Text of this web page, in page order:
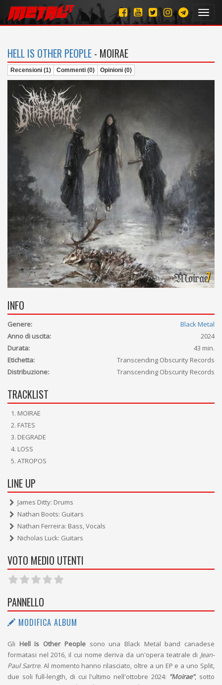
HELL IS OTHER PEOPLE - MOIRAE
Recensioni (1) Commenti (0) Opinioni (0)
7
INFO
Genere:
Black Metal
Anno di uscita:
2024
Durata:
43 min.
Etichetta:
Transcending Obscurity Records
Distribuzione:
Transcending Obscurity Records
TRACKLIST
MOIRAE
FATES
DEGRADE
LOSS
ATROPOS
LINE UP
James Ditty: Drums
Nathan Boots: Guitars
Nathan Ferreira: Bass, Vocals
Nicholas Luck: Guitars
VOTO MEDIO UTENTI
PANNELLO
MODIFICA ALBUM
Gli Hell Is Other Peoplesono una Black Metal band canadese
formatasi nel 2016, il cui nome deriva da un'opera teatrale di Jean-
Paul Sartre. Al momento hanno rilasciato, oltre a un EP e a uno Split,
due soli full-length, di cui l'ultimo nell'ottobre 2024: "Moirae", sotto